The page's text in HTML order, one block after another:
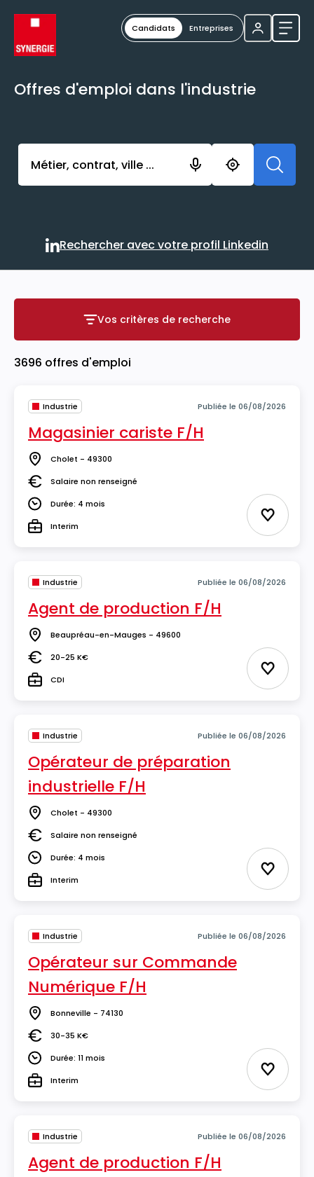
Candidats Entreprises
Offres d'emploi dans l'industrie
Activer l’élément pour lancer l’enregistrement.
Rechercher avec votre
Rechercher avec votre profil Linkedin
Vos critères de recherche
Vos critères de recherche
3696 offres d'emploi
Industrie Publiée le 06/08/2026
Magasinier cariste F/H
Lieu Cholet - 49300
SalaireSalaire non renseigné
DuréeDurée: 4 mois
TypeInterim Ajouter
Industrie Publiée le 06/08/2026
Agent de production F/H
Lieu Beaupréau-en-Mauges - 49600
Salaire20-25 K€
TypeCDI Ajouter
Industrie Publiée le 06/08/2026
Opérateur de préparation
industrielle F/H
Lieu Cholet - 49300
SalaireSalaire non renseigné
DuréeDurée: 4 mois
TypeInterim Ajouter
Industrie Publiée le 06/08/2026
Opérateur sur Commande
Numérique F/H
Lieu Bonneville - 74130
Salaire30-35 K€
DuréeDurée: 11 mois
TypeInterim Ajouter
Industrie Publiée le 06/08/2026
Agent de production F/H